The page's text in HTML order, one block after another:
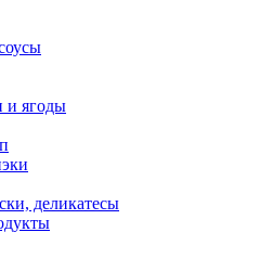
и ягоды
деликатесы